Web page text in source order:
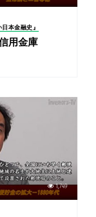
本金融史』
用金庫
1,749